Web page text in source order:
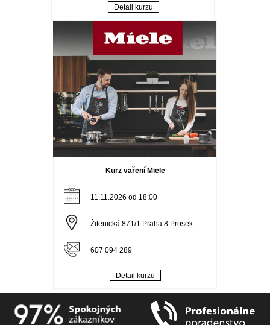
Detail kurzu
Kurz vaření Miele
11.11.2026 od 18:00
Žitenická 871/1 Praha 8 Prosek
607 094 289
Detail kurzu